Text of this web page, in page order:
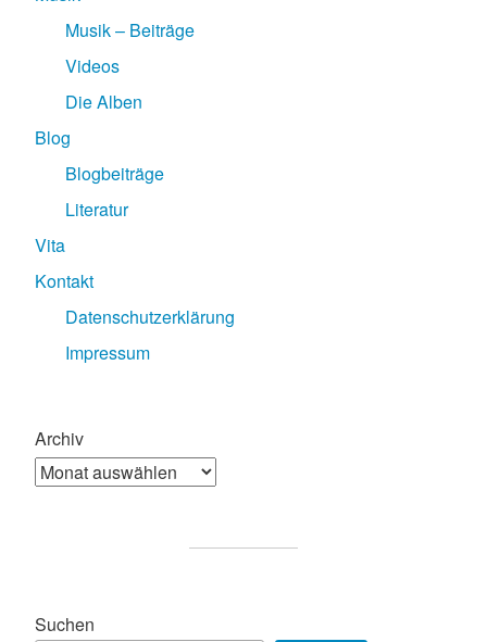
Musik – Beiträge
Videos
Die Alben
Blog
Blogbeiträge
Literatur
Vita
Kontakt
Datenschutzerklärung
Impressum
Archiv
Suchen